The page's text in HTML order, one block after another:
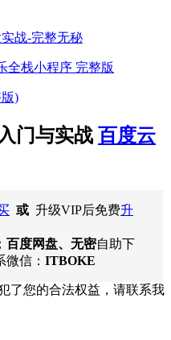
战-完整无秘
全栈小程序 完整版
)
门与实战 百度云
或 升级VIP后免费升
百度网盘、无密自助下
信： ITBOKE
了您的合法权益，请联系我